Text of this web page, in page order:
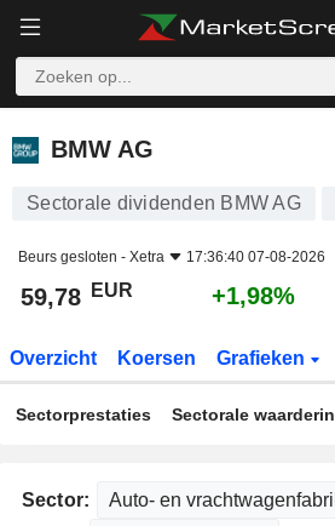
BMW AG
BMW AG
Sectorale dividenden BMW AG
Beurs gesloten - Xetra 17:36:40 07-08-2026
59,78 EUR +1,98%
Overzicht Koersen Grafieken
Sectorprestaties Sectorale
Sector: